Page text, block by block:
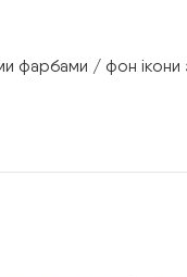
фарбами / фон ікони